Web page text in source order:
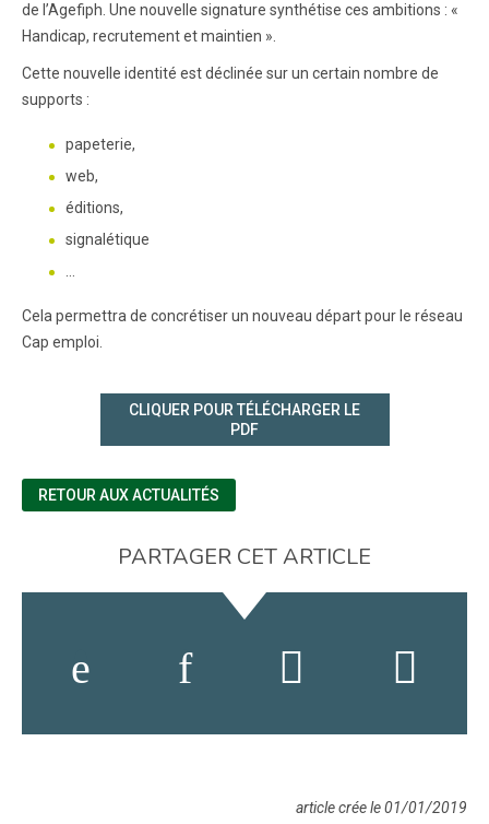
de l’Agefiph. Une nouvelle signature synthétise ces ambitions : «
Handicap, recrutement et maintien ».
Cette nouvelle identité est déclinée sur un certain nombre de
supports :
papeterie,
web,
éditions,
signalétique
…
Cela permettra de concrétiser un nouveau départ pour le réseau
Cap emploi.
CLIQUER POUR TÉLÉCHARGER LE
PDF
RETOUR AUX ACTUALITÉS
PARTAGER CET ARTICLE
article crée le 01/01/2019